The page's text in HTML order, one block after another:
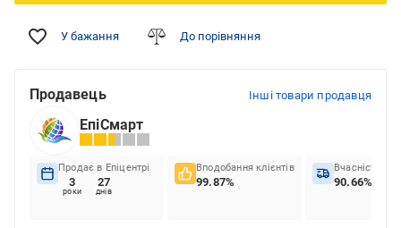
У бажання До порівняння
Продавець Інші товари продавця
ЕпіСмарт
Продає в Епіцентрі
3
роки
27
днів
Вподобання клієнтів
99.87%
Вчасність
90.66%